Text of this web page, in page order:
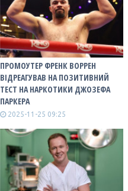
ПРОМОУТЕР ФРЕНК ВОРРЕН
ВІДРЕАГУВАВ НА ПОЗИТИВНИЙ
ТЕСТ НА НАРКОТИКИ ДЖОЗЕФА
ПАРКЕРА
2025-11-25 09:25